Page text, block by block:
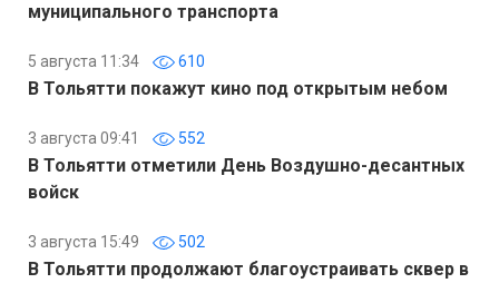
муниципального транспорта
5 августа 11:34 610
В Тольятти покажут кино под открытым небом
3 августа 09:41 552
В Тольятти отметили День Воздушно-десантных
войск
3 августа 15:49 502
В Тольятти продолжают благоустраивать сквер в